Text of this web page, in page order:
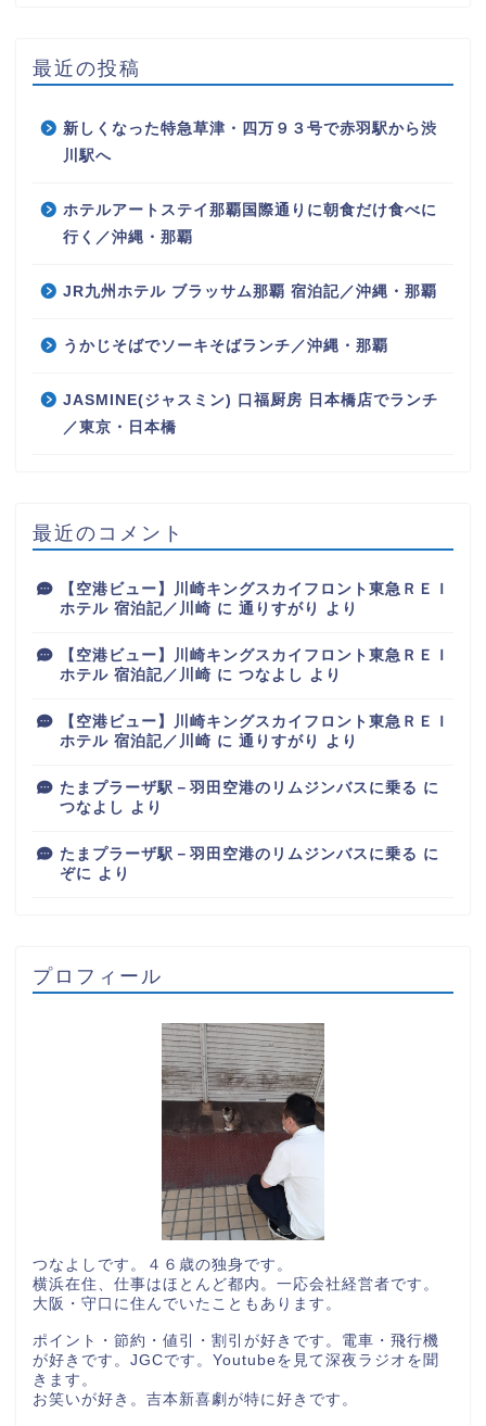
最近の投稿
新しくなった特急草津・四万９３号で赤羽駅から渋
川駅へ
ホテルアートステイ那覇国際通りに朝食だけ食べに
行く／沖縄・那覇
JR九州ホテル ブラッサム那覇 宿泊記／沖縄・那覇
うかじそばでソーキそばランチ／沖縄・那覇
JASMINE(ジャスミン) 口福厨房 日本橋店でランチ
／東京・日本橋
最近のコメント
【空港ビュー】川崎キングスカイフロント東急ＲＥＩ
ホテル 宿泊記／川崎 に 通りすがり より
【空港ビュー】川崎キングスカイフロント東急ＲＥＩ
ホテル 宿泊記／川崎 に つなよし より
【空港ビュー】川崎キングスカイフロント東急ＲＥＩ
ホテル 宿泊記／川崎 に 通りすがり より
たまプラーザ駅－羽田空港のリムジンバスに乗る に
つなよし より
たまプラーザ駅－羽田空港のリムジンバスに乗る に
ぞに より
プロフィール
つなよしです。４６歳の独身です。
横浜在住、仕事はほとんど都内。一応会社経営者です。
大阪・守口に住んでいたこともあります。
ポイント・節約・値引・割引が好きです。電車・飛行機
が好きです。JGCです。Youtubeを見て深夜ラジオを聞
きます。
お笑いが好き。吉本新喜劇が特に好きです。